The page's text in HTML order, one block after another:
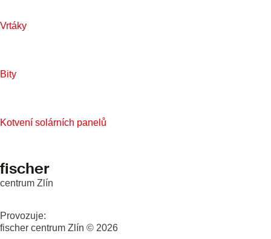
Vrtáky
Bity
Kotvení solárních panelů
fischer
centrum Zlín
Provozuje:
fischer centrum Zlín © 2026